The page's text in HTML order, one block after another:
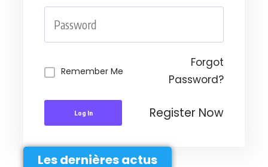
Remember Me
Forgot
Password?
Log In Register Now
Les dernières actus